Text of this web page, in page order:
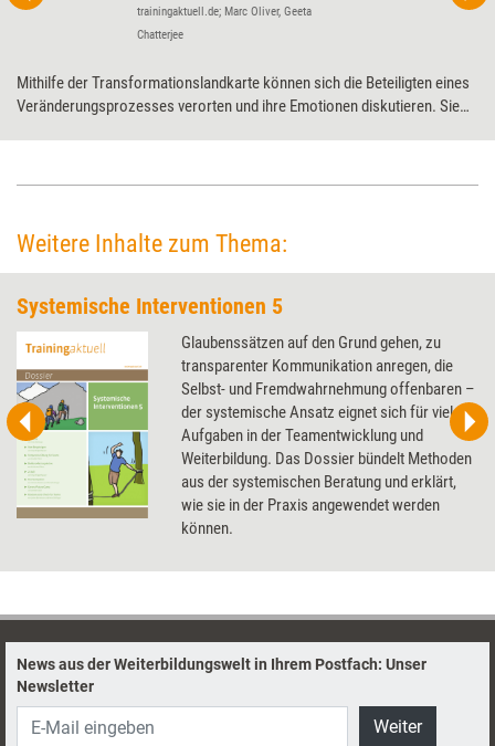
trainingaktuell.de; Marc Oliver, Geeta
Chatterjee
Mithilfe der Transformationslandkarte können sich die Beteiligten eines
Veränderungsprozesses verorten und ihre Emotionen diskutieren. Sie
Weitere Inhalte zum Thema:
Systemische Interventionen 5
Glaubenssätzen auf den Grund gehen, zu
transparenter Kommunikation anregen, die
Selbst- und Fremdwahrnehmung offenbaren –
der systemische Ansatz eignet sich für viele
Aufgaben in der Teamentwicklung und
Weiterbildung. Das Dossier bündelt Methoden
aus der systemischen Beratung und erklärt,
wie sie in der Praxis angewendet werden
können.
News aus der Weiterbildungswelt in Ihrem Postfach: Unser
Newsletter
Weiter